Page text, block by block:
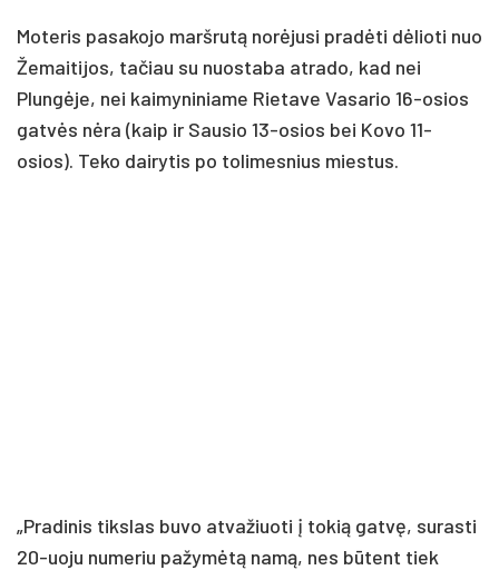
Moteris pasakojo maršrutą norėjusi pradėti dėlioti nuo
Žemaitijos, tačiau su nuostaba atrado, kad nei
Plungėje, nei kaimyniniame Rietave Vasario 16-osios
gatvės nėra (kaip ir Sausio 13-osios bei Kovo 11-
osios). Teko dairytis po tolimesnius miestus.
„Pradinis tikslas buvo atvažiuoti į tokią gatvę, surasti
20-uoju numeriu pažymėtą namą, nes būtent tiek